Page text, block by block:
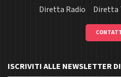
Diretta Radio
Diretta
ISCRIVITI ALLE NEWSLETTER